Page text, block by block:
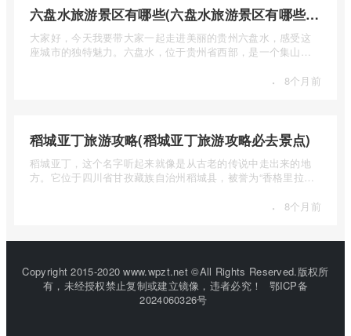
六盘水旅游景区有哪些(六盘水旅游景区有哪些景点值得去)
大家好，今天我要带大家一起走进美丽的贵州六盘水，感受这
座城市的独特魅力。六盘水，位于贵州省西部，是一个集山水
· 8个月前
稻城亚丁旅游攻略(稻城亚丁旅游攻略必去景点)
稻城亚丁，这个名字听起来就像是从古老的传说中走出来的地
方。它位于四川省甘孜藏族自治州稻城县，被誉为“香格里拉的
· 8个月前
Copyright 2015-2020 www.wpzt.net ©All Rights Reserved.版权所
有，未经授权禁止复制或建立镜像，违者必究！
鄂ICP备
2024060326号